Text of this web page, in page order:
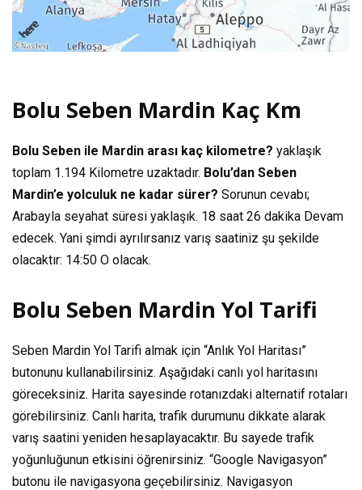
Bolu Seben Mardin Kaç Km
Bolu Seben ile Mardin arası kaç kilometre? yaklaşık
toplam 1.194 Kilometre uzaktadır. Bolu’dan Seben
Mardin’e yolculuk ne kadar sürer? Sorunun cevabı;
Arabayla seyahat süresi yaklaşık. 18 saat 26 dakika Devam
edecek. Yani şimdi ayrılırsanız varış saatiniz şu şekilde
olacaktır: 14:50 O olacak.
Bolu Seben Mardin Yol Tarifi
Seben Mardin Yol Tarifi almak için “Anlık Yol Haritası”
butonunu kullanabilirsiniz. Aşağıdaki canlı yol haritasını
göreceksiniz. Harita sayesinde rotanızdaki alternatif rotaları
görebilirsiniz. Canlı harita, trafik durumunu dikkate alarak
varış saatini yeniden hesaplayacaktır. Bu sayede trafik
yoğunluğunun etkisini öğrenirsiniz. “Google Navigasyon”
butonu ile navigasyona geçebilirsiniz. Navigasyon